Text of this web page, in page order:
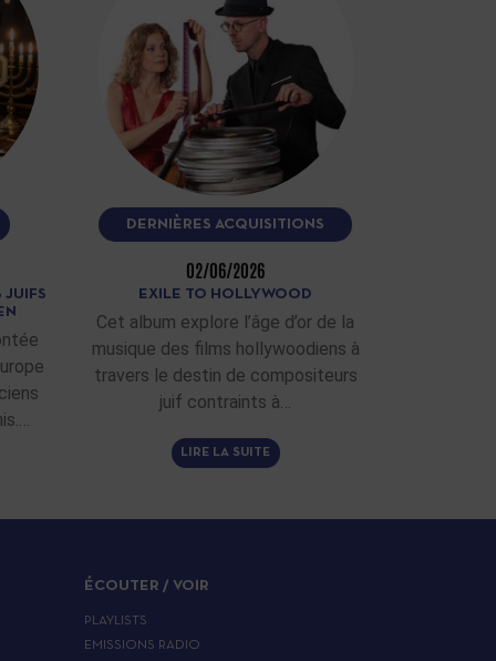
JUIFS
DERNIÈRES ACQUISITIONS
02/06/2026
EXILE TO HOLLYWOOD
Cet album explore l’âge d’or de la
musique des films hollywoodiens à
travers le destin de compositeurs
juif contraints à…
LIRE LA SUITE
ÉCOUTER / VOIR
PLAYLISTS
EMISSIONS RADIO